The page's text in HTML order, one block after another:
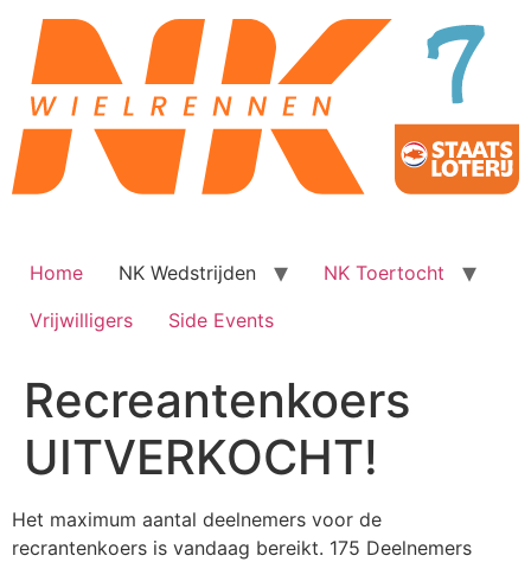
naar
inhoud
Home NK Wedstrijden
NK Toertocht
Vrijwilligers
Side Events
Recreantenkoers
UITVERKOCHT!
Het maximum aantal deelnemers voor de
recrantenkoers is vandaag bereikt. 175 Deelnemers